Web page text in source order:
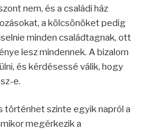
nem, és a családi ház
a kölcsönöket pedig
minden családtagnak, ott
lesz mindennek. A bizalom
és kérdésessé válik, hogy
e.
történhet szinte egyik napról a
megérkezik a